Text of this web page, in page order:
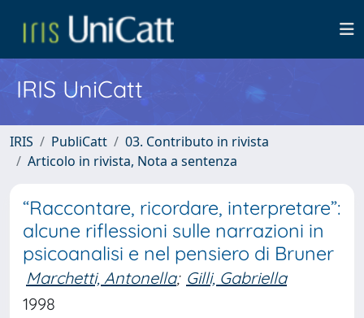
IRIS UniCatt
IRIS PubliCatt
03. Contributo in rivista
Articolo in rivista, Nota a sentenza
“Raccontare, ricordare, interpretare”:
alcune riflessioni sulle narrazioni in
psicoanalisi e nel pensiero di Bruner
Marchetti, Antonella; Gilli, Gabriella
1998